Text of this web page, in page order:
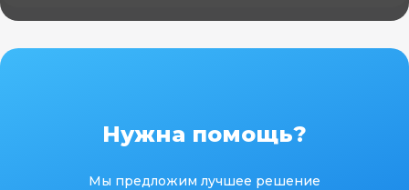
Нужна помощь?
Мы предложим лучшее решение